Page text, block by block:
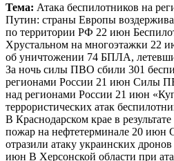
Тема: Атака беспилотников на
Путин: страны Европы
по территории РФ 22 июн
Хрустальном на многоэтажки 22
об уничтожении 74 БПЛА,
За ночь силы ПВО сбили 301
регионами России 21 июн Силы
над регионами России 21 июн
террористических атак
В Краснодарском крае в
пожар на нефтетерминале 20
отразили атаку украинских
июн В Херсонской области при